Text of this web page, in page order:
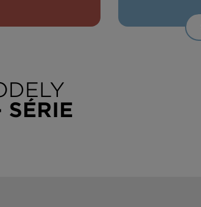
SÉRIE